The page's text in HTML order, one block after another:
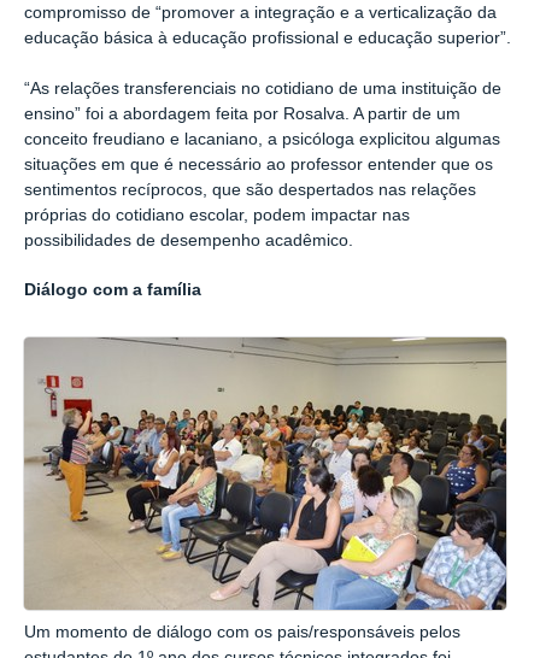
compromisso de “promover a integração e a verticalização da
educação básica à educação profissional e educação superior”.
“As relações transferenciais no cotidiano de uma instituição de
ensino” foi a abordagem feita por Rosalva. A partir de um
conceito freudiano e lacaniano, a psicóloga explicitou algumas
situações em que é necessário ao professor entender que os
sentimentos recíprocos, que são despertados nas relações
próprias do cotidiano escolar, podem impactar nas
possibilidades de desempenho acadêmico.
Diálogo com a família
Um momento de diálogo com os pais/responsáveis pelos